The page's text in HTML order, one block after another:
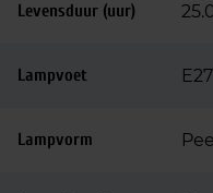
Levensduur (uur)
Lampvoet E27
Lampvorm